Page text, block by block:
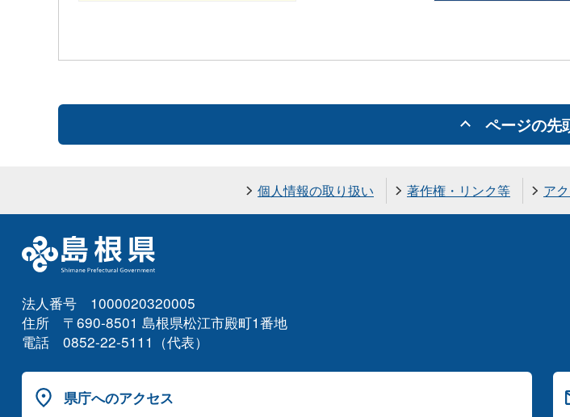
ページの先
個人情報の取り扱い 著作権・リンク等 ア
法人番号 1000020320005
住所 〒690-8501 島根県松江市殿町1番地
電話 0852-22-5111（代表）
県庁へのアクセス